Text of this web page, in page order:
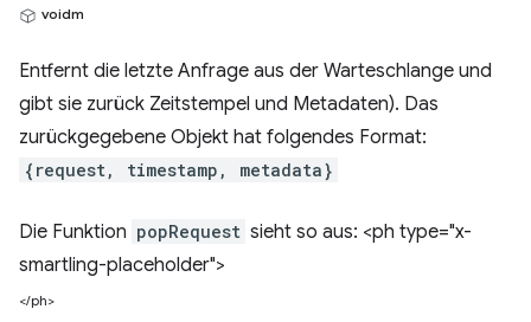
voidm
Entfernt die letzte Anfrage aus der Warteschlange und
gibt sie zurück Zeitstempel und Metadaten). Das
zurückgegebene Objekt hat folgendes Format:
{request, timestamp, metadata}
Die Funktion popRequest sieht so aus: <ph type="x-
smartling-placeholder">
</ph>